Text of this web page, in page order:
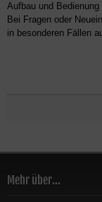
Aufbau und Bedienung
Bei Fragen oder
in besonderen Fällen
Mehr über...